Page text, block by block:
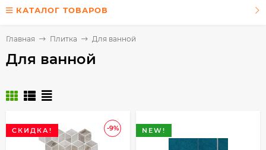
КАТАЛОГ ТОВАРОВ
Главная Плитка Для ванной
Для ванной
-9%
СКИДКА! NEW!